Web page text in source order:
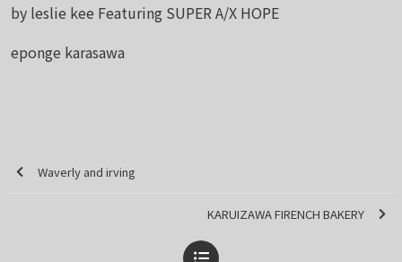
by leslie kee Featuring SUPER A/X HOPE
eponge karasawa
Waverly and irving
KARUIZAWA FIRENCH BAKERY